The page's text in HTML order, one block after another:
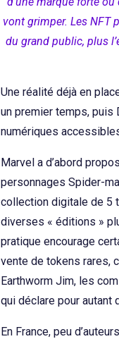
vont grimper. Les NFT
du grand public, plus
Une réalité déjà en
un premier temps, puis
numériques
Marvel a d’abord
personnages Spider-
collection digitale de 5
diverses « éditions »
pratique encourage
vente de tokens rares,
Earthworm Jim, les
qui déclare pour autant
En France, peu